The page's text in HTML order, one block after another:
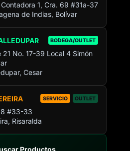
1, Cra. 69 #31a-37
de Indias, Bolívar
BODEGA/OUTLET
21 No. 17-39 Local 4 Simón
Cesar
SERVICIO OUTLET
8 #33-33
Risaralda
Productos